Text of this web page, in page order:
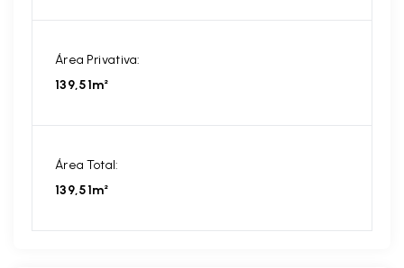
Área Privativa:
139,51m²
Área Total:
139,51m²